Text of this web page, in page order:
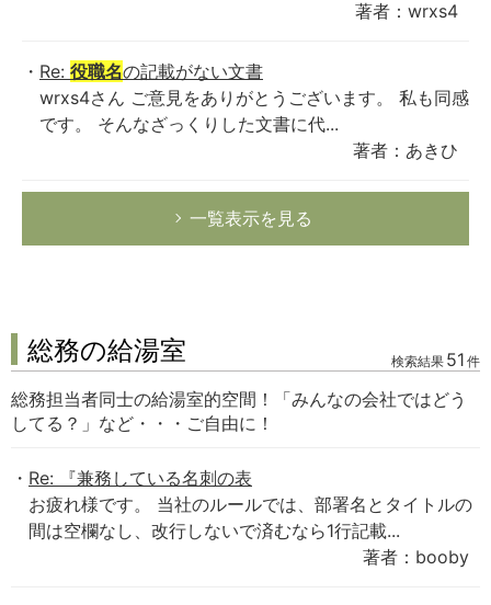
著者：wrxs4
Re: 役職名の記載がない文書
wrxs4さん ご意見をありがとうございます。 私も同感
です。 そんなざっくりした文書に代...
著者：あきひ
一覧表示を見る
総務の給湯室 検索結果 51 件
総務担当者同士の給湯室的空間！「みんなの会社ではどう
してる？」など・・・ご自由に！
Re: 『兼務している名刺の表
お疲れ様です。 当社のルールでは、部署名とタイトルの
間は空欄なし、改行しないで済むなら1行記載...
著者：booby